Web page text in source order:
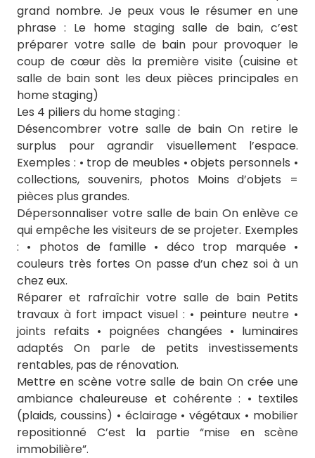
grand nombre. Je peux vous le résumer en une
phrase : Le home staging salle de bain, c’est
préparer votre salle de bain pour provoquer le
coup de cœur dès la première visite (cuisine et
salle de bain sont les deux pièces principales en
home staging)
Les 4 piliers du home staging :
Désencombrer votre salle de bain On retire le
surplus pour agrandir visuellement l’espace.
Exemples : • trop de meubles • objets personnels •
collections, souvenirs, photos Moins d’objets =
pièces plus grandes.
Dépersonnaliser votre salle de bain On enlève ce
qui empêche les visiteurs de se projeter. Exemples
: • photos de famille • déco trop marquée •
couleurs très fortes On passe d’un chez soi à un
chez eux.
Réparer et rafraîchir votre salle de bain Petits
travaux à fort impact visuel : • peinture neutre •
joints refaits • poignées changées • luminaires
adaptés On parle de petits investissements
rentables, pas de rénovation.
Mettre en scène votre salle de bain On crée une
ambiance chaleureuse et cohérente : • textiles
(plaids, coussins) • éclairage • végétaux • mobilier
repositionné C’est la partie “mise en scène
immobilière”.